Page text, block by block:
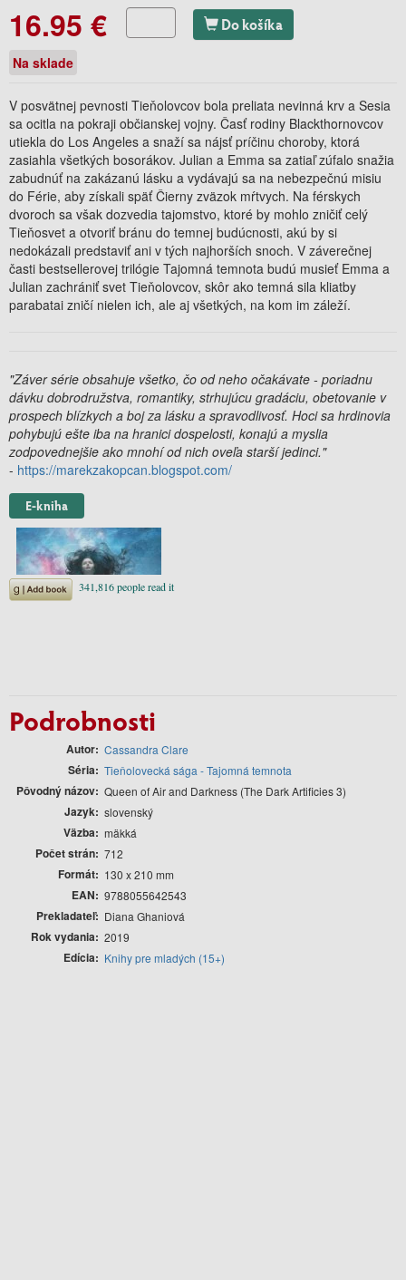
16.95 € Do košíka
Na sklade
V posvätnej pevnosti Tieňolovcov bola preliata nevinná krv a Sesia
sa ocitla na pokraji občianskej vojny. Časť rodiny Blackthornovcov
utiekla do Los Angeles a snaží sa nájsť príčinu choroby, ktorá
zasiahla všetkých bosorákov. Julian a Emma sa zatiaľ zúfalo snažia
zabudnúť na zakázanú lásku a vydávajú sa na nebezpečnú misiu
do Férie, aby získali späť Čierny zväzok mŕtvych. Na férskych
dvoroch sa však dozvedia tajomstvo, ktoré by mohlo zničiť celý
Tieňosvet a otvoriť bránu do temnej budúcnosti, akú by si
nedokázali predstaviť ani v tých najhorších snoch. V záverečnej
časti bestsellerovej trilógie Tajomná temnota budú musieť Emma a
Julian zachrániť svet Tieňolovcov, skôr ako temná sila kliatby
parabatai zničí nielen ich, ale aj všetkých, na kom im záleží.
"Záver série obsahuje všetko, čo od neho očakávate - poriadnu
dávku dobrodružstva, romantiky, strhujúcu gradáciu, obetovanie v
prospech blízkych a boj za lásku a spravodlivosť. Hoci sa hrdinovia
pohybujú ešte iba na hranici dospelosti, konajú a myslia
zodpovednejšie ako mnohí od nich oveľa starší jedinci."
- https://marekzakopcan.blogspot.com/
E-kniha
Podrobnosti
Autor Cassandra Clare
Séria Tieňolovecká sága - Tajomná temnota
Pôvodný názov Queen of Air and Darkness (The Dark Artificies 3)
Jazyk slovenský
Väzba mäkká
Počet strán 712
Formát 130 x 210 mm
EAN 9788055642543
Prekladateľ Diana Ghaniová
Rok vydania 2019
Edícia Knihy pre mladých (15+)